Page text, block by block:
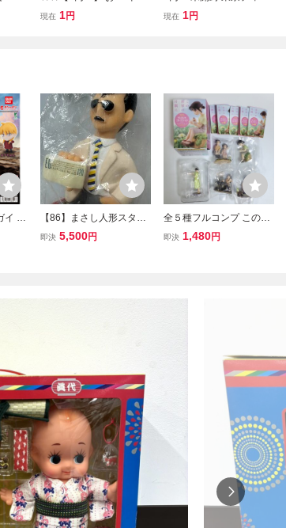
えもん フィギュアーツゼ
現在 1円
ニーリゾート トイストー
現在 1円
イ Y
【86】まさし人形スタン
ダードスコッチEG Scotc
即決 5,500円
全５種フルコンプ この世
界の(さらにいくつもの)片
即決 1,480円